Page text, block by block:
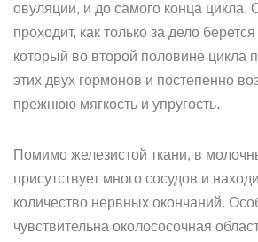
овуляции, и до самого конца цикла.
проходит, как только за дело
который во второй половине цикла
этих двух гормонов и постепенно
прежнюю мягкость и упругость.
Помимо железистой ткани, в
присутствует много сосудов и
количество нервных окончаний.
чувствительна околососочная